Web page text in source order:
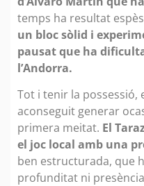
temps ha resultat
un bloc sòlid i
pausat que ha
l’Andorra.
Tot i tenir la possessió,
aconseguit generar
primera meitat. El
el joc local amb una
ben estructurada, que
profunditat ni presència